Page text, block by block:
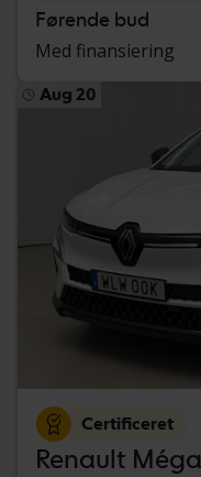
Førende bud
Med finansiering
Aug 20
Certificeret
Renault